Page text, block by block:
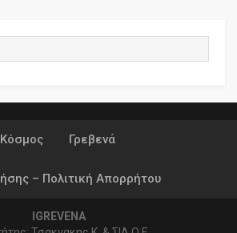
Κόσμος Γρεβενά
– Πολιτική Απορρήτου
IGREVENA